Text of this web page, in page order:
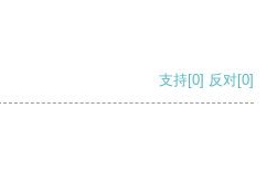
支持[0] 反对[0]